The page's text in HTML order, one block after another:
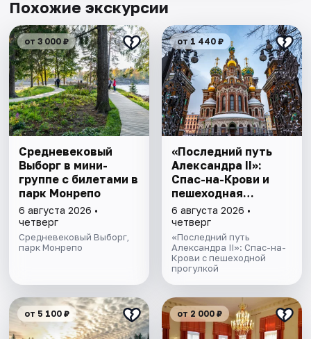
Похожие экскурсии
от 3 000 ₽
Cредневековый
Выборг в мини-
группе c билетами в
парк Монрепо
6 августа 2026 •
четверг
Средневековый Выборг,
парк Монрепо
от 1 440 ₽
«Последний путь
Александра II»:
Спас-на-Крови и
пешеходная
прогулка
6 августа 2026 •
четверг
«Последний путь
Александра II»: Спас-на-
Крови с пешеходной
прогулкой
от 5 100 ₽ от 2 000 ₽